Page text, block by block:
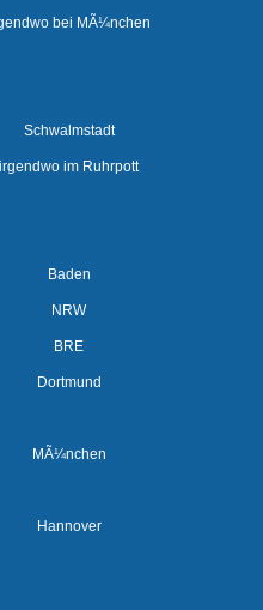
bei MÃ¼nchen
Schwalmstadt
irgendwo im Ruhrpott
Baden
NRW
BRE
Dortmund
MÃ¼nchen
Hannover